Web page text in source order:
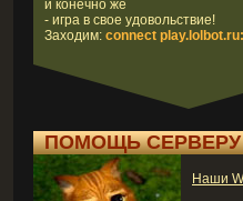
и конечно же
- игра в свое удовольствие!
Заходим: connect
ПОМОЩЬ СЕРВЕРУ
Наши